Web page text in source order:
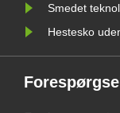
Smedet
Hestesko